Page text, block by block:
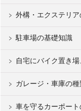
外構・エクステリ
駐車場の基礎知識
自宅にバイク置き
ガレージ・車庫の
車を守るカーポー